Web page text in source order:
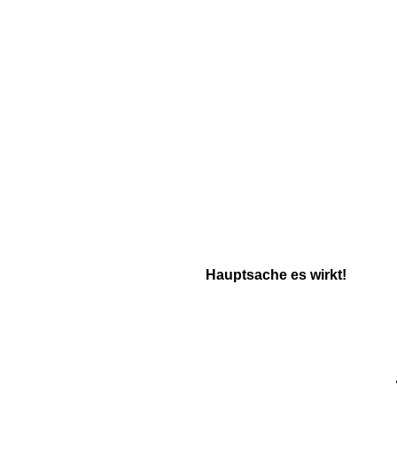
Hauptsache es wirkt!